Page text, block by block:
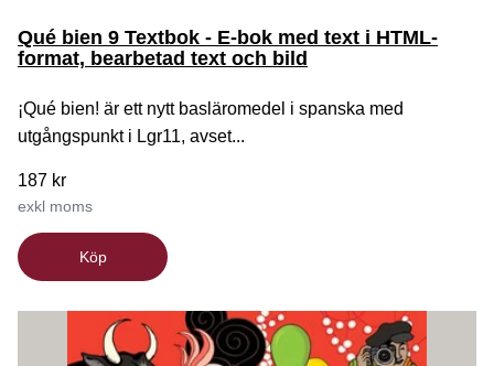
Qué bien 9 Textbok - E-bok med text i HTML-
format, bearbetad text och bild
¡Qué bien! är ett nytt basläromedel i spanska med
utgångspunkt i Lgr11, avset...
187 kr
exkl moms
Köp